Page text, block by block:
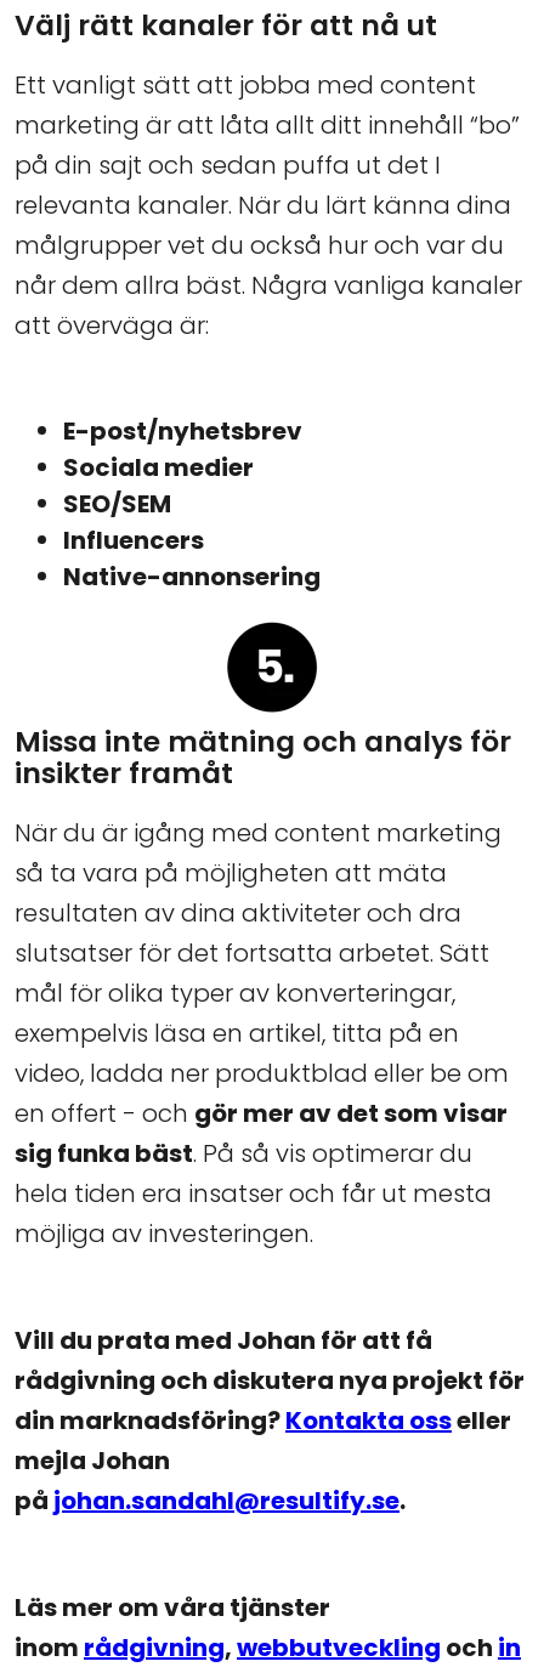
Välj rätt kanaler för att nå ut
Ett vanligt sätt att jobba med content
marketing är att låta allt ditt innehåll “bo”
på din sajt och sedan puffa ut det I
relevanta kanaler. När du lärt känna dina
målgrupper vet du också hur och var du
når dem allra bäst. Några vanliga kanaler
att överväga är:
E-post/nyhetsbrev
Sociala medier
SEO/SEM
Influencers
Native-annonsering
Missa inte mätning och analys för
insikter framåt
När du är igång med content marketing
så ta vara på möjligheten att mäta
resultaten av dina aktiviteter och dra
slutsatser för det fortsatta arbetet. Sätt
mål för olika typer av konverteringar,
exempelvis läsa en artikel, titta på en
video, ladda ner produktblad eller be om
en offert - och gör mer av det som visar
sig funka bäst. På så vis optimerar du
hela tiden era insatser och får ut mesta
möjliga av investeringen.
Vill du prata med Johan för att få
rådgivning och diskutera nya projekt för
din marknadsföring?Kontakta osseller
mejla Johan
på johan.sandahl@resultify.se.
Läs mer om våra tjänster
inom rådgivning,webbutveckling och in